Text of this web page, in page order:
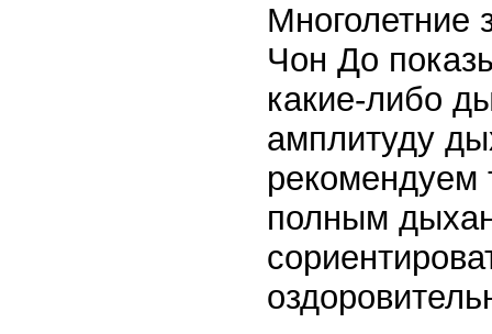
Чон До
какие-либо
амплитуду
рекомендуем
полным